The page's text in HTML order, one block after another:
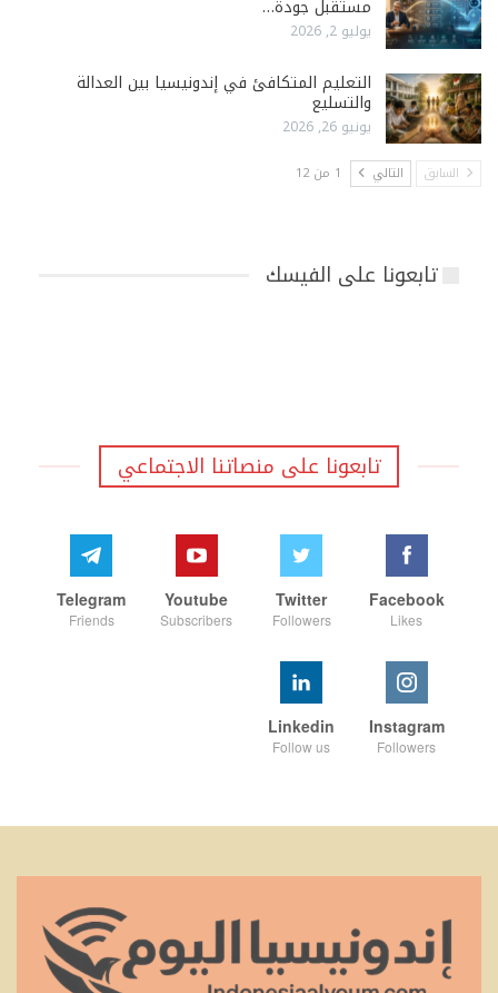
مستقبل جودة…
يوليو 2, 2026
التعليم المتكافئ في إندونيسيا بين العدالة
والتسليع
يونيو 26, 2026
السابق التالي 1 من 12
تابعونا على الفيسك
تابعونا على منصاتنا الاجتماعي
Facebook
Likes
Twitter
Followers
Youtube
Subscribers
Telegram
Friends
Instagram
Followers
Linkedin
Follow us